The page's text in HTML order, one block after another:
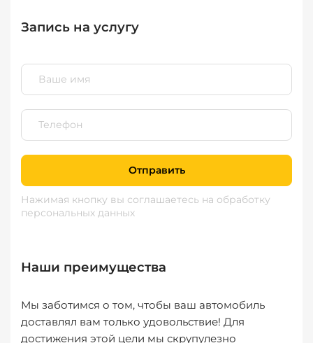
Запись на услугу
Отправить
Нажимая кнопку вы соглашаетесь на обработку
персональных данных
Наши преимущества
Мы заботимся о том, чтобы ваш автомобиль
доставлял вам только удовольствие! Для
достижения этой цели мы скрупулезно